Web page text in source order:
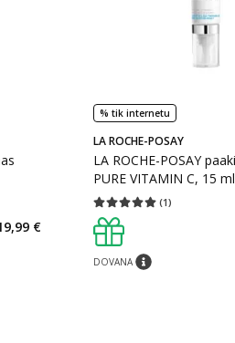
€
% tik internetu
LA ROCHE-POSAY
LA ROCHE-POSAY
PURE VITAMIN C, 15 ml
(1)
Vidutinis įvertinimas 5.00
DOVANApatarimas